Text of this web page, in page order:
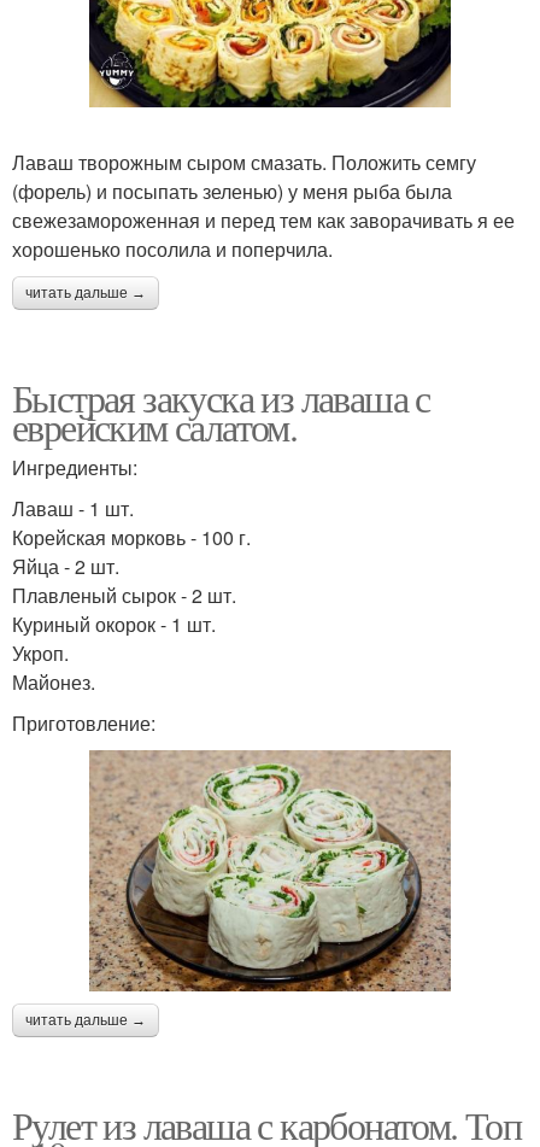
Лаваш творожным сыром смазать. Положить семгу
(форель) и посыпать зеленью) у меня рыба была
свежезамороженная и перед тем как заворачивать я ее
хорошенько посолила и поперчила.
читать дальше →
Быстрая закуска из лаваша с
еврейским салатом.
Ингредиенты:
Лаваш - 1 шт.
Корейская морковь - 100 г.
Яйца - 2 шт.
Плавленый сырок - 2 шт.
Куриный окорок - 1 шт.
Укроп.
Майонез.
Приготовление:
читать дальше →
Рулет из лаваша с карбонатом. Топ